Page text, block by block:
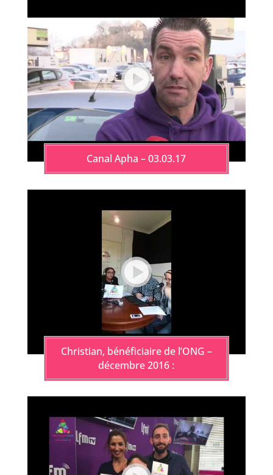
Canal Apha – 03.03.17
Christian, bénéficiaire de l’ONG –
décembre 2016 :